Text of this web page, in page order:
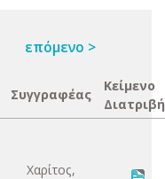
επόμενο >
Συγγραφέας
Κείμενο
Χαρίτος,